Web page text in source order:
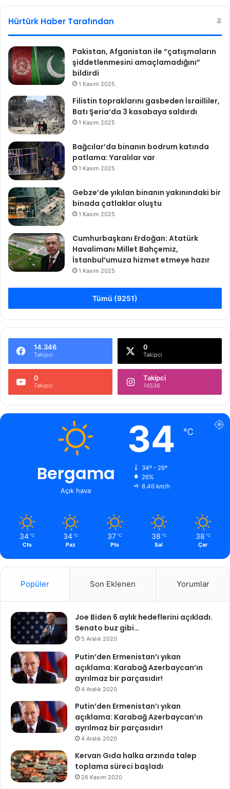
sit bo
Hürtürk Haber Tarafından
Pakistan, Afganistan ile “çatışmaların
şiddetlenmesini amaçlamadığını”
bildirdi
1 Kasım 2025
Filistin topraklarını gasbeden İsrailliler,
Batı Şeria’da 3 kasabaya saldırdı
1 Kasım 2025
Bağcılar’da binanın bodrum katında
patlama: Yaralılar var
1 Kasım 2025
Gebze’de yıkılan binanın yakınındaki bir
binada çatlaklar oluştu
1 Kasım 2025
Cumhurbaşkanı Erdoğan: Atatürk
Havalimanı Millet Bahçemiz,
İstanbul’umuza hizmet etmeye hazır
1 Kasım 2025
Tümü (9251)
14.346
Takipci
0
Takipci
0
Takipci
Takipci
14536
Bergama
Açık hava
34 ℃
34º - 26º
26%
8.46 km/h
34 ℃
Cts
34 ℃
Paz
37 ℃
Pts
38 ℃
Sal
38 ℃
Çar
Popüler Son Eklenen Yorumlar
Joe Biden 6 aylık hedeflerini açıkladı.
Senato buz gibi…
5 Aralık 2020
Putin’den Ermenistan’ı yıkan
açıklama: Karabağ Azerbaycan’ın
ayrılmaz bir parçasıdır!
4 Aralık 2020
Putin’den Ermenistan’ı yıkan
açıklama: Karabağ Azerbaycan’ın
ayrılmaz bir parçasıdır!
4 Aralık 2020
Kervan Gıda halka arzında talep
toplama süreci başladı
26 Kasım 2020